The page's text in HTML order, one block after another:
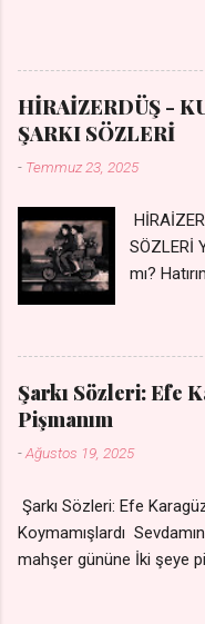
Silinmis yarıda. Hasretin
Yaralı adamım.
kalbimde Bir sızı
dile şevên min Teng e
geceler Sensiz her
HİRAİZERDÜŞ -
ŞARKI SÖZLERİ
- Temmuz 23, 2025
SÖZLERİ
mı?
dünyayı
kurban
kurban
almış
yoldaş
bi yol
sana
Şarkı Sözleri: Efe
Pişmanım
-Ağustos 19, 2025
Şarkı Sözleri: Efe
Koymamışlardı
mahşer gününe İki şeye
Sensizde duramıyom